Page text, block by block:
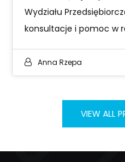
Wydziału
konsultacje i pomoc w
Anna Rzepa
VIEW ALL